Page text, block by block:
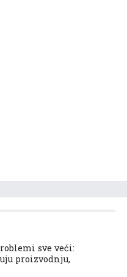
sve veći:
proizvodnju,